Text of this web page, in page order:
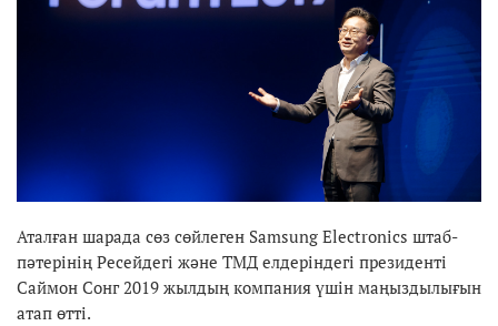
Аталған шарада сөз сөйлеген Samsung Electronics штаб-
пәтерінің Ресейдегі және ТМД елдеріндегі президенті
Саймон Сонг 2019 жылдың компания үшін маңыздылығын
атап өтті.